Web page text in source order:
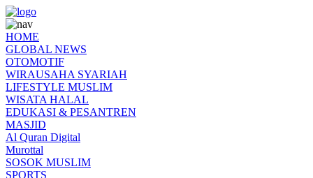
HOME
GLOBAL NEWS
OTOMOTIF
WIRAUSAHA SYARIAH
LIFESTYLE MUSLIM
WISATA HALAL
EDUKASI & PESANTREN
MASJID
Al Quran Digital
Murottal
SOSOK MUSLIM
SPORTS